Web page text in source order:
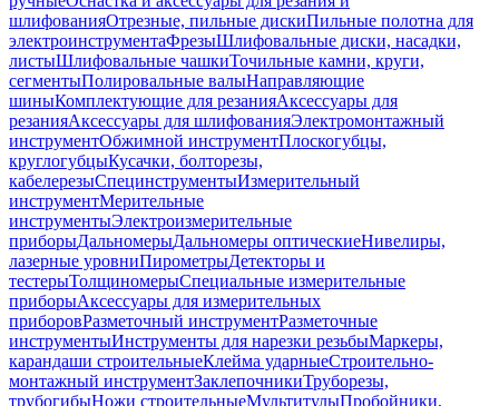
шлифованияОтрезные, пильные дискиПильные полотна для
электроинструментаФрезыШлифовальные диски, насадки,
листыШлифовальные чашкиТочильные камни, круги,
сегментыПолировальные валыНаправляющие
шиныКомплектующие для резанияАксессуары для
резанияАксессуары для шлифованияЭлектромонтажный
инструментОбжимной инструментПлоскогубцы,
круглогубцыКусачки, болторезы,
кабелерезыСпецинструментыИзмерительный
инструментМерительные
инструментыЭлектроизмерительные
приборыДальномерыДальномеры оптическиеНивелиры,
лазерные уровниПирометрыДетекторы и
тестерыТолщиномерыСпециальные измерительные
приборыАксессуары для измерительных
приборовРазметочный инструментРазметочные
инструментыИнструменты для нарезки резьбыМаркеры,
карандаши строительныеКлейма ударныеСтроительно-
монтажный инструментЗаклепочникиТруборезы,
трубогибыНожи строительныеМультитулыПробойники,